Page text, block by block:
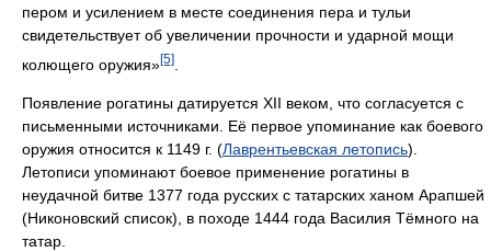
пером и усилением в месте соединения пера и тульи
свидетельствует об увеличении прочности и ударной мощи
колющего оружия»[5]
Появление рогатины датируется XII веком, что согласуется с
письменными источниками. Её первое упоминание как боевого
оружия относится к 1149 г. (Лаврентьевская летопись).
Летописи упоминают боевое применение рогатины в
неудачной битве 1377 года русских с татарских ханом Арапшей
(Никоновский список), в походе 1444 года Василия Тёмного на
татар.